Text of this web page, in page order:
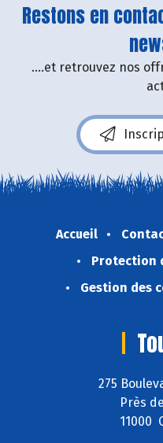
Restons en
....et retrouvez nos
Accueil
Protection
Gestion des
275
Près
11000